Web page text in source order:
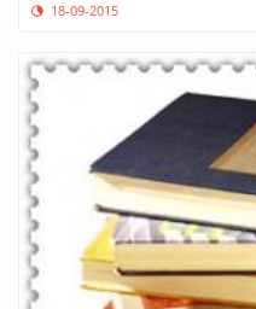
18-09-2015